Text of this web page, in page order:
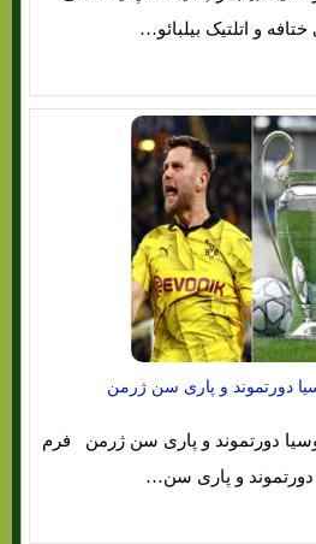
دورتموند و پاری سن ژرمن
دورتموند و پاری سن ژرمن فرم
دورتموند و پاری سن…